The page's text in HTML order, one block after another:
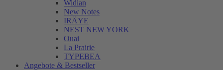
Widian
New Notes
IRÄYE
NEST NEW YORK
Ouai
La Prairie
TYPEBEA
Angebote & Bestseller